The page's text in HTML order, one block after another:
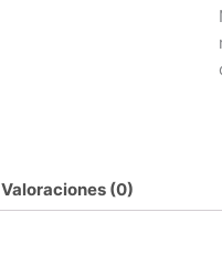
Valoraciones (0)